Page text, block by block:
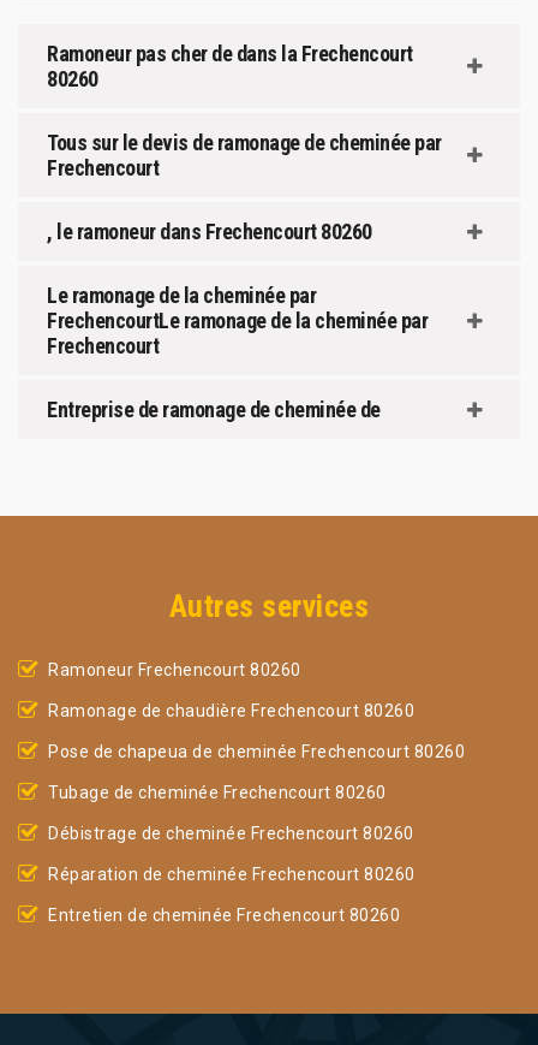
Ramoneur pas cher de dans la Frechencourt
80260
Tous sur le devis de ramonage de cheminée par
Frechencourt
, le ramoneur dans Frechencourt 80260
Le ramonage de la cheminée par
FrechencourtLe ramonage de la cheminée par
Frechencourt
Entreprise de ramonage de cheminée de
Autres services
Ramoneur Frechencourt 80260
Ramonage de chaudière Frechencourt 80260
Pose de chapeua de cheminée Frechencourt 80260
Tubage de cheminée Frechencourt 80260
Débistrage de cheminée Frechencourt 80260
Réparation de cheminée Frechencourt 80260
Entretien de cheminée Frechencourt 80260